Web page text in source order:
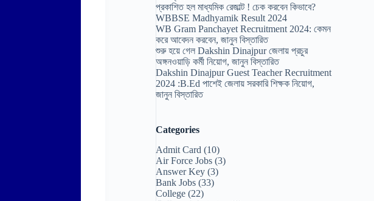
প্রকাশিত হল মাধ্যমিক রেজাল্ট ! চেক করবেন কিভাবে?
WBBSE Madhyamik Result 2024
WB Gram Panchayet Recruitment 2024: কেমন
করে আবেদন করবেন, জানুন বিস্তারিত
শুরু হয়ে গেল Dakshin Dinajpur জেলায় প্রচুর
অঙ্গনওয়াড়ি কর্মী নিয়োগ, জানুন বিস্তারিত
Dakshin Dinajpur Guest Teacher Recruitment
2024 :B.Ed পাশেই জেলায় সরকারি শিক্ষক নিয়োগ,
জানুন বিস্তারিত
Categories
Admit Card (10)
Air Force Jobs (3)
Answer Key (3)
Bank Jobs (33)
College (22)